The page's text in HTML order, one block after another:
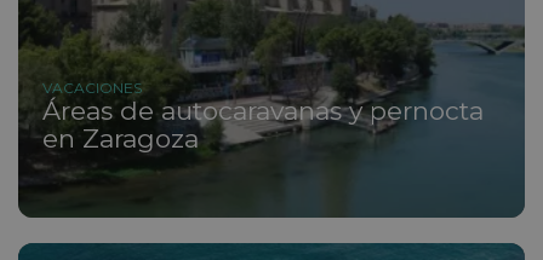
VACACIONES
Áreas de autocaravanas y pernocta
en Zaragoza